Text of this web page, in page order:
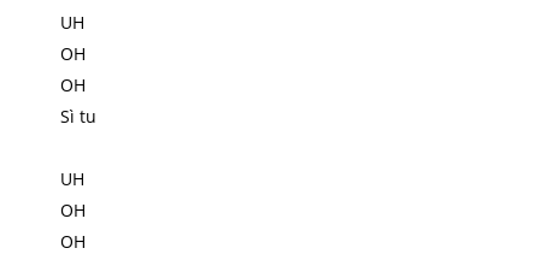
UH
OH
OH
Sì tu
UH
OH
OH